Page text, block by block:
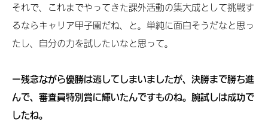
それで、これまでやってきた課外活動の集大成として挑戦す
るならキャリア甲子園だね、と。単純に面白そうだなと思っ
たし、自分の力を試したいなと思って。
ー残念ながら優勝は逃してしまいましたが、決勝まで勝ち進
んで、審査員特別賞に輝いたんですものね。腕試しは成功で
したね。